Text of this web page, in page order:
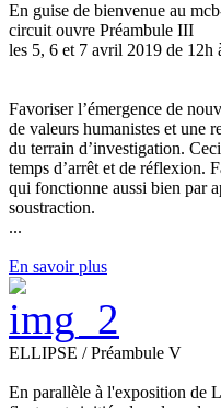
En guise de bienvenue au
circuit ouvre Préambule III
les 5, 6 et 7 avril 2019 de 12h
Favoriser l’émergence de
de valeurs humanistes et une
du terrain d’investigation.
temps d’arrêt et de réflexion.
qui fonctionne aussi bien par
soustraction.
...
En savoir plus
ELLIPSE / Préambule V
En parallèle à l'exposition de